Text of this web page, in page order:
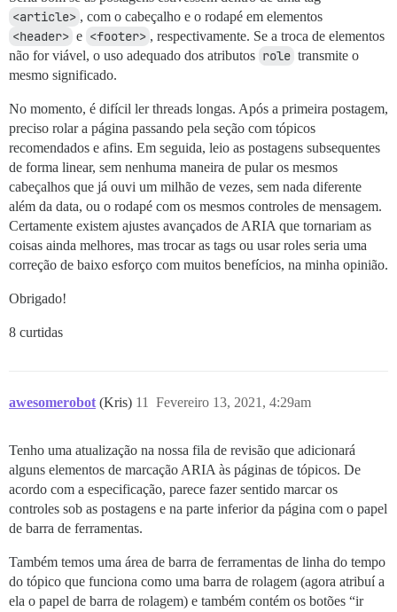
<article> , com o cabeçalho e o rodapé em elementos
<header> e <footer> , respectivamente. Se a troca de elementos
não for viável, o uso adequado dos atributos role transmite o
mesmo significado.
No momento, é difícil ler threads longas. Após a primeira postagem,
preciso rolar a página passando pela seção com tópicos
recomendados e afins. Em seguida, leio as postagens subsequentes
de forma linear, sem nenhuma maneira de pular os mesmos
cabeçalhos que já ouvi um milhão de vezes, sem nada diferente
além da data, ou o rodapé com os mesmos controles de mensagem.
Certamente existem ajustes avançados de ARIA que tornariam as
coisas ainda melhores, mas trocar as tags ou usar roles seria uma
correção de baixo esforço com muitos benefícios, na minha opinião.
Obrigado!
8 curtidas
awesomerobot (Kris) Fevereiro 13, 2021, 4:29am
11
Tenho uma atualização na nossa fila de revisão que adicionará
alguns elementos de marcação ARIA às páginas de tópicos. De
acordo com a especificação, parece fazer sentido marcar os
controles sob as postagens e na parte inferior da página com o papel
de barra de ferramentas.
Também temos uma área de barra de ferramentas de linha do tempo
do tópico que funciona como uma barra de rolagem (agora atribuí a
ela o papel de barra de rolagem) e também contém os botões “ir